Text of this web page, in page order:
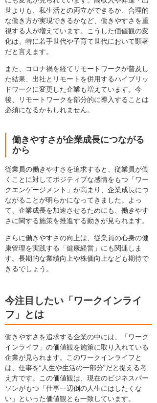
世よりも、私生活との両立ができるか、合理的
な働き方が実現できるかなど、働きやすさを重
視する人が増えています。こうした価値観の変
化は、特に若手世代や子育て世代において顕著
だと言えます。
また、コロナ禍を経てリモートワークが普及し
た結果、出社とリモートを併用するハイブリッ
ドワークに変更した企業も増えています。今
後、リモートワークを部分的に導入することは
必須になるかもしれません。
働きやすさが企業成長につながる
から
従業員の働きやすさを追求すると、従業員が働
くことに対してポジティブな感情をもつ「ワー
クエンゲージメント」が高まり、企業成長につ
ながることが明らかになってきました。よっ
て、企業成長を加速させるためにも、働きやす
さに関する施策を推進する動きが見られます。
さらに働きやすさの向上は、従業員の心身の健
康管理を実践する「健康経営」にも関連しま
す。長期的な業績向上や株価向上なども期待で
きるでしょう。
今注目したい「ワークインライ
フ」とは
働きやすさを追求する企業の中には、「ワーク
インライフ」の価値観を施策に取り入れている
企業が見られます。このワークインライフと
は、仕事を“人生や生活の一部分”だと捉える考
え方です。この価値観は、現在のビジネスパー
ソンがもつ「仕事一辺倒の人生にはしたくな
い」といった価値観とも一致しています。